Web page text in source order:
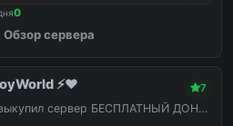
0
Обзор сервера
⚡️❤️ 7
сервер БЕСПЛАТНЫЙ ДОНАТ